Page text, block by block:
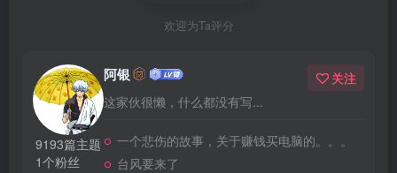
欢迎为Ta评分
9193篇主题
1个粉丝
阿银
这家伙很懒，什么都没有写...
关注
一个悲伤的故事，关于赚钱买电脑的。。。
台风要来了